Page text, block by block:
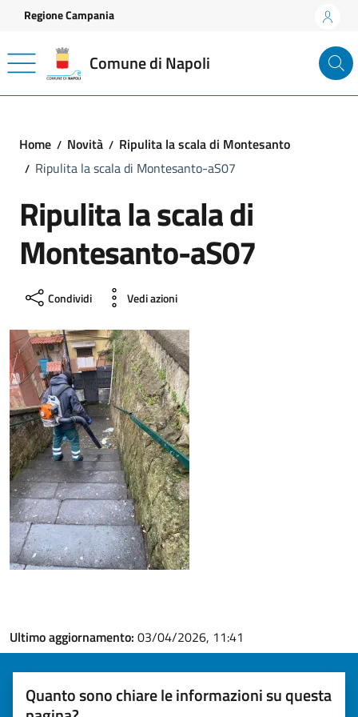
Vai ai contenuti
Vai al footer
Regione Campania
Comune di Napoli
Home Novità
Ripulita la scala di Montesanto
Ripulita la scala di Montesanto-aS07
Ripulita la scala di
Montesanto-aS07
Condividi Vedi azioni
Ultimo aggiornamento: 03/04/2026, 11:41
Quanto sono chiare le informazioni su questa